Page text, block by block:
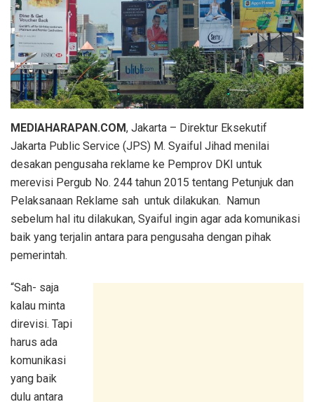
MEDIAHARAPAN.COM, Jakarta – Direktur Eksekutif
Jakarta Public Service (JPS) M. Syaiful Jihad menilai
desakan pengusaha reklame ke Pemprov DKI untuk
merevisi Pergub No. 244 tahun 2015 tentang Petunjuk dan
Pelaksanaan Reklame sah untuk dilakukan. Namun
sebelum hal itu dilakukan, Syaiful ingin agar ada komunikasi
baik yang terjalin antara para pengusaha dengan pihak
pemerintah.
“Sah- saja
kalau minta
direvisi. Tapi
harus ada
komunikasi
yang baik
dulu antara